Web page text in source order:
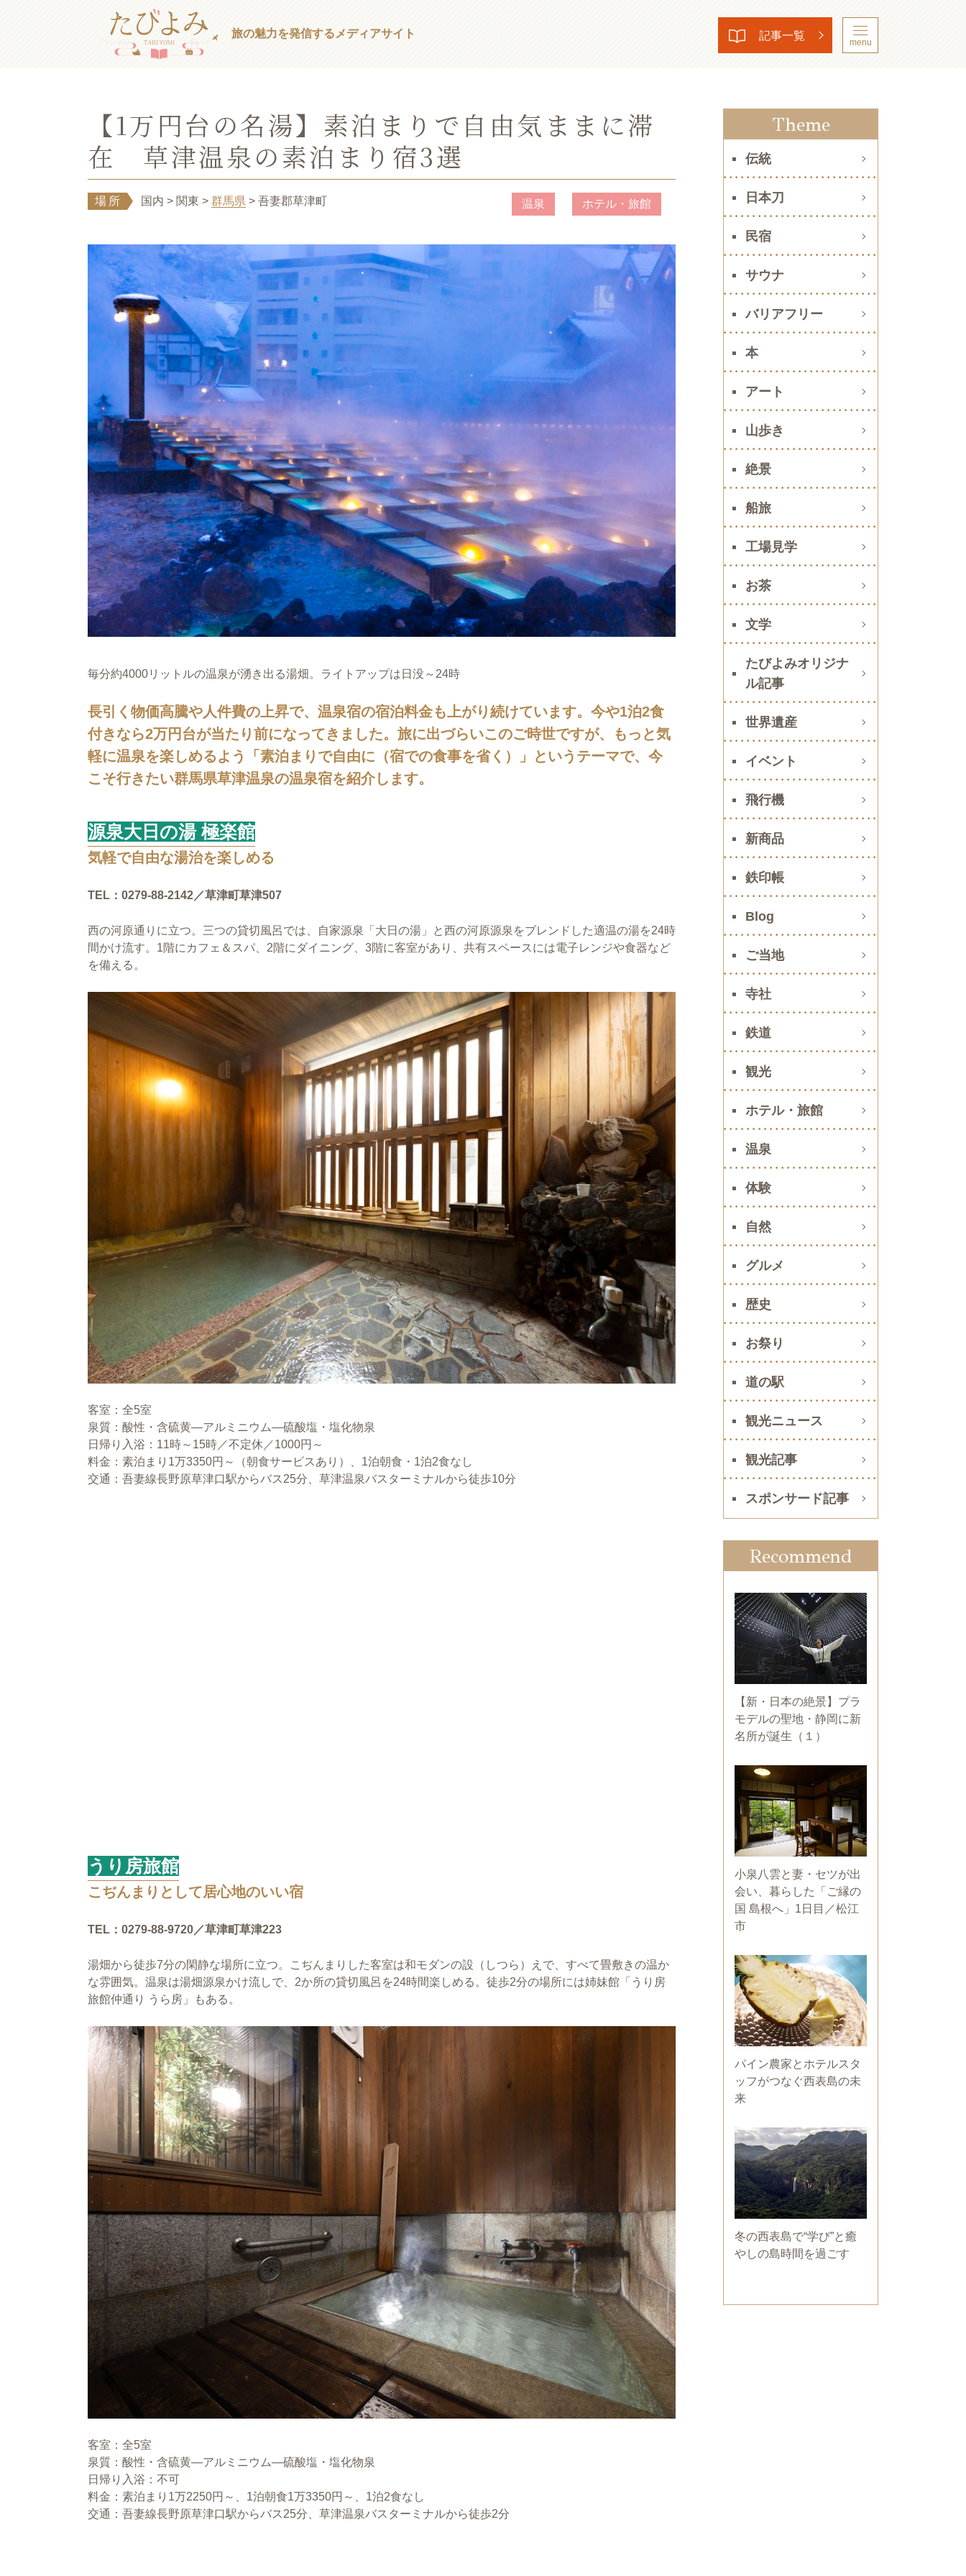
旅の魅力を発信する メディアサイト 記事一覧
menu
【1万円台の名湯】素泊まりで自由気ままに滞
在 草津温泉の素泊まり宿3選
場所 国内 > 関東 >群馬県 > 吾妻郡草津町 温泉 ホテル・旅館
毎分約4000リットルの温泉が湧き出る湯畑。ライトアップは日没～24時
長引く物価高騰や人件費の上昇で、温泉宿の宿泊料金も上がり続けています。今や1泊2食
付きなら2万円台が当たり前になってきました。旅に出づらいこのご時世ですが、もっと気
軽に温泉を楽しめるよう「素泊まりで自由に（宿での食事を省く）」というテーマで、今
こそ行きたい群馬県草津温泉の温泉宿を紹介します。
源泉大日の湯 極楽館
気軽で自由な湯治を楽しめる
TEL：0279-88-2142／草津町草津507
西の河原通りに立つ。三つの貸切風呂では、自家源泉「大日の湯」と西の河原源泉をブレンドした適温の湯を24時
間かけ流す。1階にカフェ＆スパ、2階にダイニング、3階に客室があり、共有スペースには電子レンジや食器など
を備える。
客室：全5室
泉質：酸性・含硫黄―アルミニウム―硫酸塩・塩化物泉
日帰り入浴：11時～15時／不定休／1000円～
料金：素泊まり1万3350円～（朝食サービスあり）、1泊朝食・1泊2食なし
交通：吾妻線長野原草津口駅からバス25分、草津温泉バスターミナルから徒歩10分
うり房旅館
こぢんまりとして居心地のいい宿
TEL：0279-88-9720／草津町草津223
湯畑から徒歩7分の閑静な場所に立つ。こぢんまりした客室は和モダンの設（しつら）えで、すべて畳敷きの温か
な雰囲気。温泉は湯畑源泉かけ流しで、2か所の貸切風呂を24時間楽しめる。徒歩2分の場所には姉妹館「うり房
旅館仲通り うら房」もある。
客室：全5室
泉質：酸性・含硫黄―アルミニウム―硫酸塩・塩化物泉
日帰り入浴：不可
料金：素泊まり1万2250円～、1泊朝食1万3350円～、1泊2食なし
交通：吾妻線長野原草津口駅からバス25分、草津温泉バスターミナルから徒歩2分
Theme
伝統
日本刀
民宿
サウナ
バリアフリー
本
アート
山歩き
絶景
船旅
工場見学
お茶
文学
たびよみオリジナ
ル記事
世界遺産
イベント
飛行機
新商品
鉄印帳
Blog
ご当地
寺社
鉄道
観光
ホテル・旅館
温泉
体験
自然
グルメ
歴史
お祭り
道の駅
観光ニュース
観光記事
スポンサード記事
Recommend
【新・日本の絶景】プラ
モデルの聖地・静岡に新
名所が誕生（１）
小泉八雲と妻・セツが出
会い、暮らした「ご縁の
国 島根へ」1日目／松江
市
パイン農家とホテルスタ
ッフがつなぐ西表島の未
来
冬の西表島で“学び”と癒
やしの島時間を過ごす